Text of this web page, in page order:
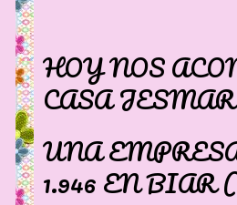
HOY NOS
CASA
UNA
1.946 EN BIAR